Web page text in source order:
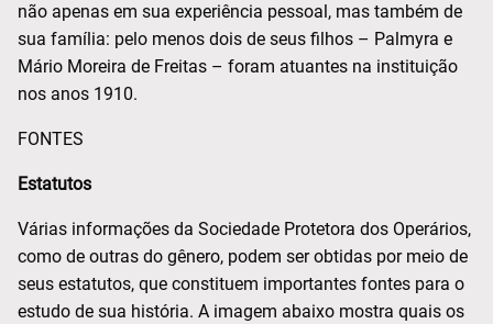
não apenas em sua experiência pessoal, mas também de
sua família: pelo menos dois de seus filhos – Palmyra e
Mário Moreira de Freitas – foram atuantes na instituição
nos anos 1910.
FONTES
Estatutos
Várias informações da Sociedade Protetora dos Operários,
como de outras do gênero, podem ser obtidas por meio de
seus estatutos, que constituem importantes fontes para o
estudo de sua história. A imagem abaixo mostra quais os